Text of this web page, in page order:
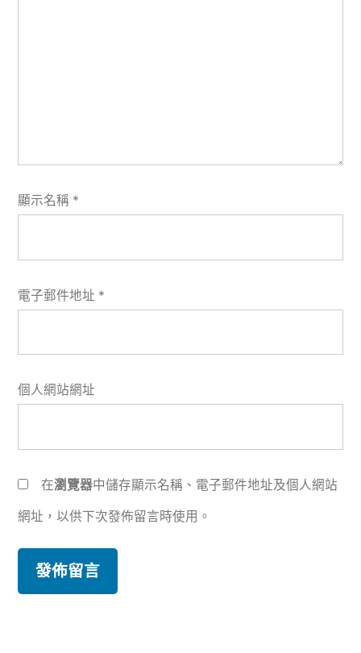
顯示名稱 *
電子郵件地址 *
個人網站網址
在瀏覽器中儲存顯示名稱、電子郵件地址及個人網站
網址，以供下次發佈留言時使用。